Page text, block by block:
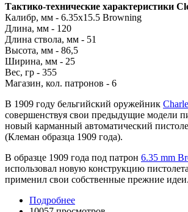
Тактико-технические характеристики
Калибр, мм - 6.35x15.5 Browning
Длина, мм - 120
Длина ствола, мм - 51
Высота, мм - 86,5
Ширина, мм - 25
Вес, гр - 355
Магазин, кол. патронов - 6
В 1909 году бельгийский оружейник
совершенствуя свои предыдущие модели
новый карманный автоматический
(Клеман образца 1909 года).
В образце 1909 года под патрон 6.35 mm
использовал новую конструкцию
применил свои собственные прежние идеи.
Подробнее